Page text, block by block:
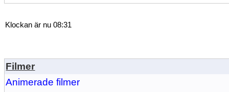
Klockan är nu 08:31
Filmer
Animerade filmer